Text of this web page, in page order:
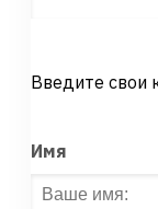
Введите свои
Имя